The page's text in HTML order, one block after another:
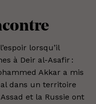
lorsqu’il
à Deir al-Asafir :
Akkar a mis
dans un territoire
et la Russie ont